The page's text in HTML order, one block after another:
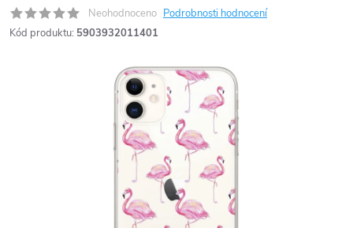
Neohodnoceno Podrobnosti hodnocení
Kód produktu: 5903932011401